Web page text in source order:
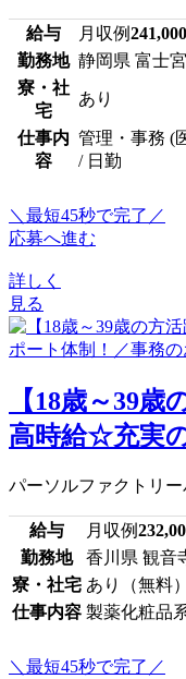
給与 月収例241,000
勤務地 静岡県 富士
寮・社
宅
あり
仕事内
容
管理・事務 (
/ 日勤
＼最短45秒で完了／
応募へ進む
詳しく
見る
【18歳～39
高時給☆充実
パーソルファクトリ
給与 月収例
勤務地
香川県 観音
寮・社宅 あり（無料）
仕事内容 製薬化粧品
＼最短45秒で完了／